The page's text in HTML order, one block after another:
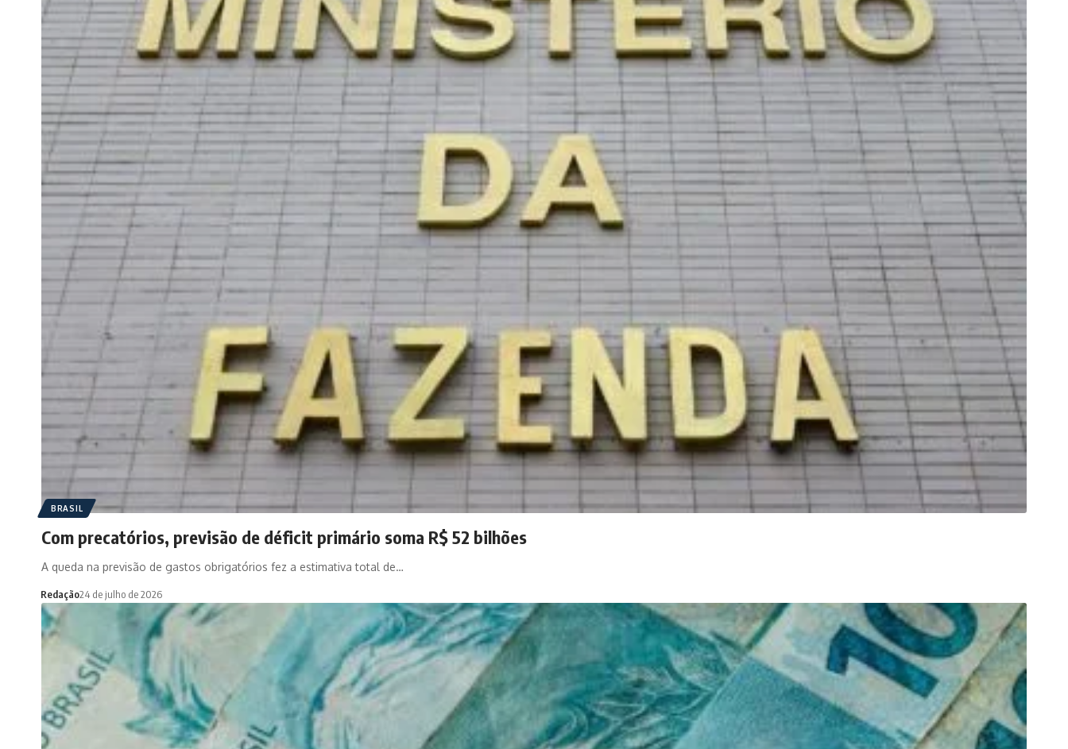
BRASIL
Com precatórios, previsão de déficit primário soma R$ 52 bilhões
A queda na previsão de gastos obrigatórios fez a estimativa total de…
Redação24 de julho de 2026